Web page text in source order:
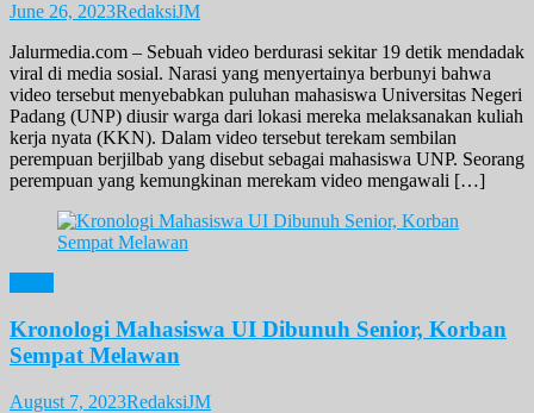
June 26, 2023RedaksiJM
Jalurmedia.com – Sebuah video berdurasi sekitar 19 detik mendadak
viral di media sosial. Narasi yang menyertainya berbunyi bahwa
video tersebut menyebabkan puluhan mahasiswa Universitas Negeri
Padang (UNP) diusir warga dari lokasi mereka melaksanakan kuliah
kerja nyata (KKN). Dalam video tersebut terekam sembilan
perempuan berjilbab yang disebut sebagai mahasiswa UNP. Seorang
perempuan yang kemungkinan merekam video mengawali […]
Kronologi Mahasiswa UI Dibunuh Senior, Korban
Sempat Melawan
August 7, 2023RedaksiJM